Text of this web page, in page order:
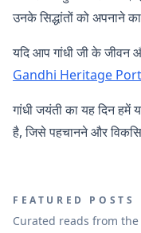
उनके सिद्धांतों को अपनाने
यदि आप गांधी जी के जीवन
Gandhi Heritage
गांधी जयंती का यह दिन हमें
है, जिसे पहचानने और
FEATURED POSTS
Curated reads from